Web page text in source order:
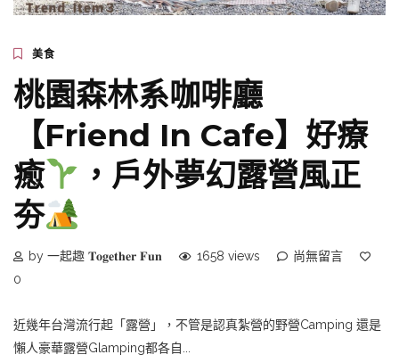
美食
桃園森林系咖啡廳
【Friend In Cafe】好療
癒
，戶外夢幻露營風正
夯
by 一起趣 𝐓𝐨𝐠𝐞𝐭𝐡𝐞𝐫 𝐅𝐮𝐧 1658 views
尚無留言
0
近幾年台灣流行起「露營」，不管是認真紮營的野營Camping 還是
懶人豪華露營Glamping都各自...